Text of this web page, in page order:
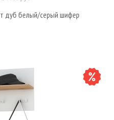
дуб белый/серый шифер